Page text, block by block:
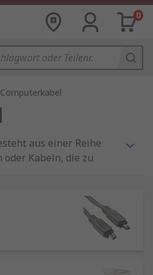
0
Computerkabel
aus einer Reihe
Kabeln, die zu
Ein
die Informationen
anderen, und ein